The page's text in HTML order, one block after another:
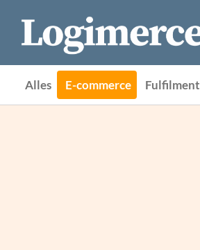
Alles E-commerce Fulfilment